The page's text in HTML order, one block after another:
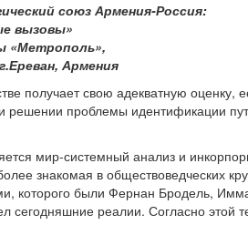
союз Армения-Россия:
вызовы»
«Метрополь»,
Армения
получает свою адекватную оценку,
проблемы идентификации
мир-системный анализ и
знакомая в обществоведческих
которого были Фернан Бродель,
реалии. Согласно этой